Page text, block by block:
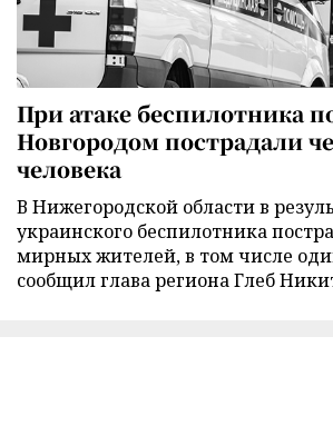
При атаке беспилотника
Новгородом пострадали
человека
В Нижегородской области в
украинского беспилотника
мирных жителей, в том числе
сообщил глава региона Глеб